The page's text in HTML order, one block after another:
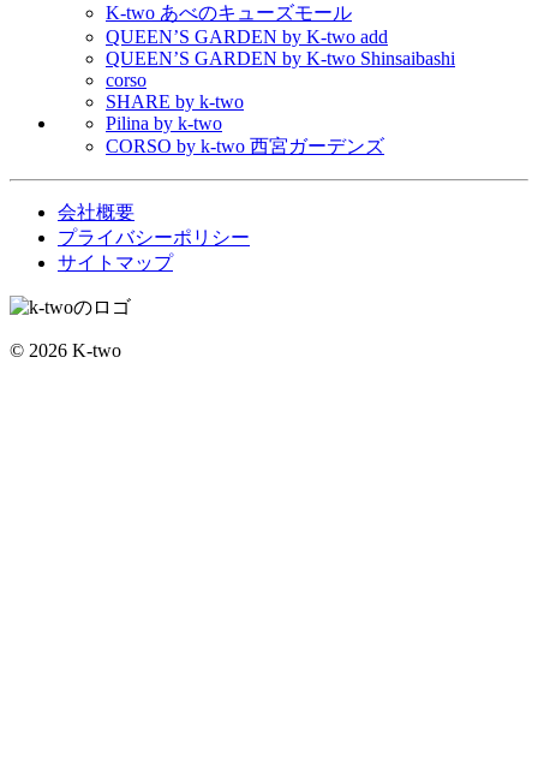
K-two あべのキューズモール
QUEEN’S GARDEN by K-two add
QUEEN’S GARDEN by K-two Shinsaibashi
corso
SHARE by k-two
Pilina by k-two
CORSO by k-two 西宮ガーデンズ
会社概要
プライバシーポリシー
サイトマップ
© 2026 K-two